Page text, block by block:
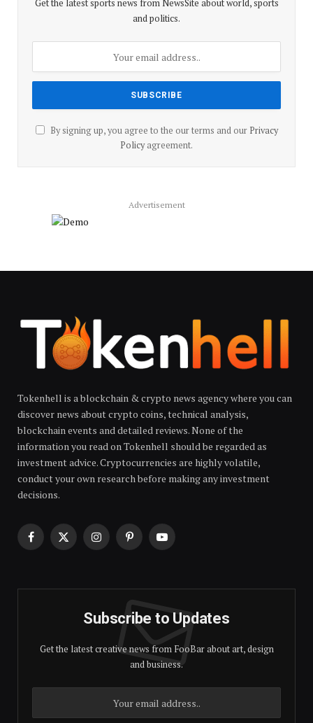
Get the latest sports news from NewsSite about world, sports
and politics.
By signing up, you agree to the our terms and our Privacy
Policyagreement.
Advertisement
Tokenhell is a blockchain & crypto news agency where you can
discover news about crypto coins, technical analysis,
blockchain events and detailed reviews. None of the
information you read on Tokenhell should be regarded as
investment advice. Cryptocurrencies are highly volatile,
conduct your own research before making any investment
decisions.
Facebook
X
InstagramPinterestYouTube
Subscribe to Updates
Get the latest creative news from FooBar about art, design
and business.